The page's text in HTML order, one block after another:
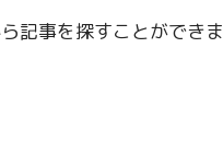
記事を探すことができま